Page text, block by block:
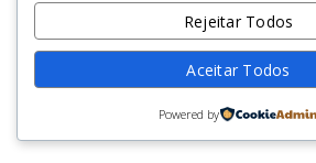
Rejeitar Todos
Aceitar Todos
Powered by